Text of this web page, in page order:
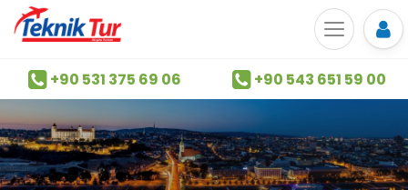
+90 531 375 69 06 +90 543 651 59 00